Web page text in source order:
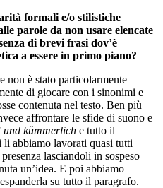
formali e/o stilistiche
parole da non usare elencate
di brevi frasi dov’è
a essere in primo piano?
non è stato particolarmente
di giocare con i sinonimi e
contenuta nel testo. Ben più
affrontare le sfide di suono e
und kümmerlich e tutto il
li abbiamo lavorati quasi tutti
lasciandoli in sospeso
un’idea. E poi abbiamo
su tutto il paragrafo.